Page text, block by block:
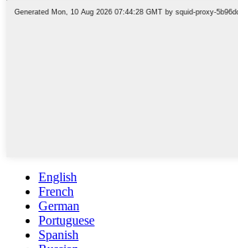
English
French
German
Portuguese
Spanish